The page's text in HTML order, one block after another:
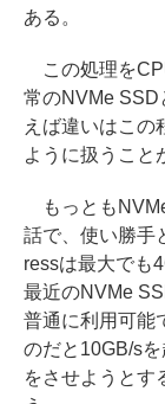
ある。
この処理を
常のNVMe SSD
えば違いはこの
ように扱うこと
もっとも
話で、使い勝手
ressは最大でも
最近のNVMe
普通に利用可能
のだと10GB/s
をさせようとす